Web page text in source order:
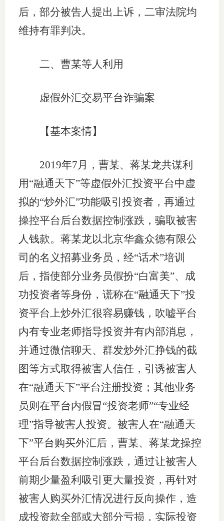
后，部分被告人提出上诉，二审法院均
维持有罪判决。
二、曹某等人利用
虚假外汇交易平台诈骗案
【基本案情】
2019年7月，曹某、蒋某龙共谋利
用“融通天下”等虚假外汇投资平台中虚
拟的“炒外汇”功能吸引投资者，再通过
操控平台后台数据控制涨跌，骗取被害
人钱款。蒋某龙以北京华鑫众德有限公
司的名义招募业务员，经“话术”培训
后，指使部分业务员假扮“白富美”、成
功投资者等身份，谎称在“融通天下”投
资平台上炒外汇很容易赚钱，吹嘘平台
内有专业老师指导投资并有内部消息，
并通过微信聊天、群发炒外汇挣钱的截
图等方式取得被害人信任，引诱被害人
在“融通天下”平台注册投资；其他业务
员则在平台内假冒“投资老师”“专业经
理”指导被害人投资。被害人在“融通天
下”平台购买外汇后，曹某、蒋某龙操控
平台后台数据控制涨跌，通过让被害人
前期少量盈利吸引更大量投资，再针对
被害人购买外汇情况进行反向操作，造
成投资款全部或大部分亏损，实际投资